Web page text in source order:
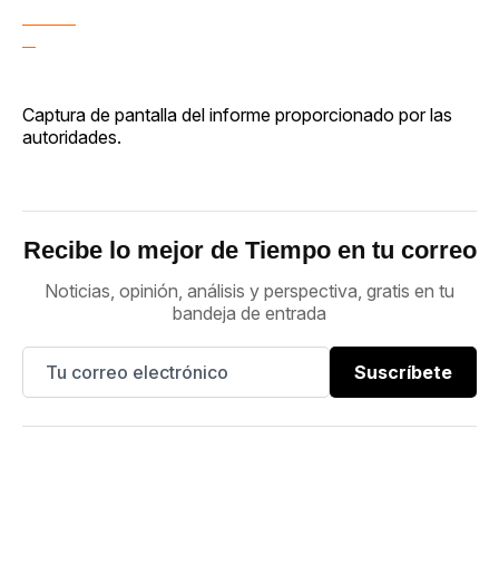
Captura de pantalla del informe proporcionado por las
autoridades.
Recibe lo mejor de Tiempo en tu correo
Noticias, opinión, análisis y perspectiva, gratis en tu
bandeja de entrada
Suscríbete